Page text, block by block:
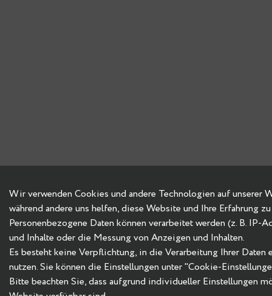
Wir verwenden Cookies und andere Technologien auf unserer
während andere uns helfen, diese Website und Ihre Erfahrung
Personenbezogene Daten können verarbeitet werden (z. B. IP-
und Inhalte oder die Messung von Anzeigen und Inhalten.
Es besteht keine Verpflichtung, in die Verarbeitung Ihrer
nutzen. Sie können die Einstellungen unter "Cookie-
Bitte beachten Sie, dass aufgrund individueller Einstellungen